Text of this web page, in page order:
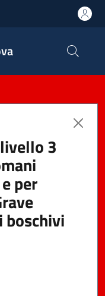
3
per
boschivi